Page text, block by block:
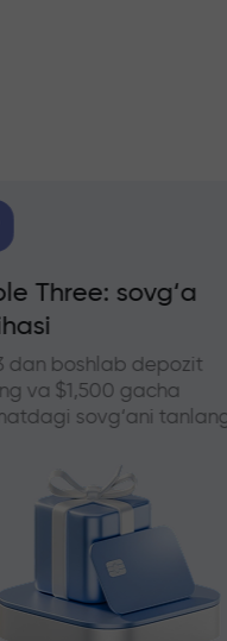
Three: sovg‘a
dan boshlab depozit
va $1,500 gacha
sovg‘ani tanlang